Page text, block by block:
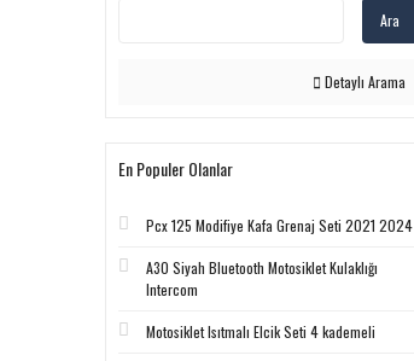
Ara
Detaylı Arama
En Populer Olanlar
Pcx 125 Modifiye Kafa Grenaj Seti 2021 2024
A30 Siyah Bluetooth Motosiklet Kulaklığı
Intercom
Motosiklet Isıtmalı Elcik Seti 4 kademeli